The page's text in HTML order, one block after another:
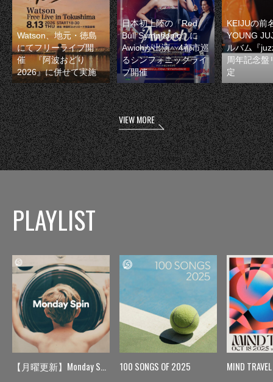
Watson、地元・徳島
にてフリーライブ開
催 『阿波おどり
2026』に併せて実施
日本初上陸の『Red
Bull Symphonic』に
Awichが出演 4都市巡
るシンフォニックライ
ブ開催
KEIJUの前
YOUNG
ルバム『
周年記念盤
定
VIEW MORE
PLAYLIST
【月曜更新】Monday Spin 100 SONGS OF 2025 MIND TRAVEL